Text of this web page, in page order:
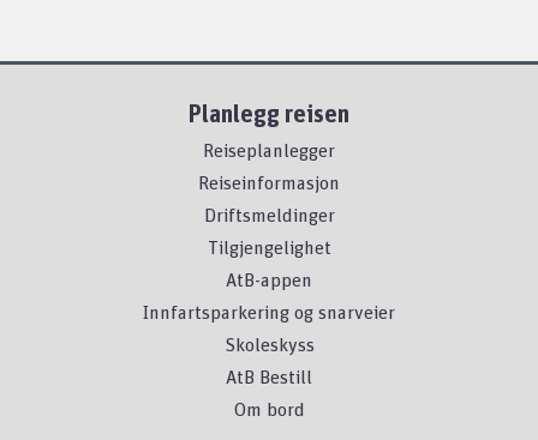
Planlegg reisen
Reiseplanlegger
Reiseinformasjon
Driftsmeldinger
Tilgjengelighet
AtB-appen
Innfartsparkering og snarveier
Skoleskyss
AtB Bestill
Om bord